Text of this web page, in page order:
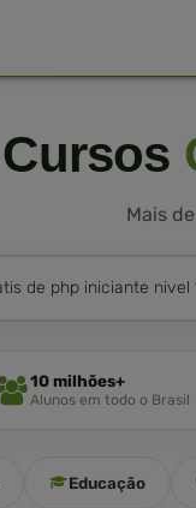
Cursos
Mais de
10 milhões+
Alunos em todo o Brasil
Educação